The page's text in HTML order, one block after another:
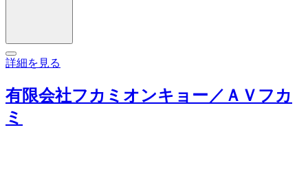
詳細を見る
有限会社フカミオンキョー／ＡＶフカ
ミ